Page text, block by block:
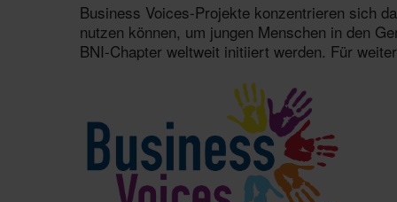
Business Voices-Projekte konzentrieren sich
nutzen können, um jungen Menschen in den
BNI-Chapter weltweit initiiert werden. Für